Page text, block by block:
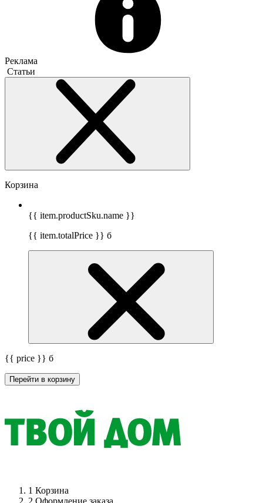
Реклама
Статьи
Корзина
{{ item.productSku.name }}
{{ item.totalPrice }} б
{{ price }} б
Перейти в корзину
1 Корзина
2 Оформление заказа